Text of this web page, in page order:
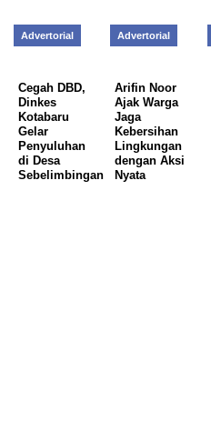
Advertorial
Cegah DBD,
Dinkes
Kotabaru
Gelar
Penyuluhan
di Desa
Sebelimbingan
Advertorial
Arifin Noor
Ajak Warga
Jaga
Kebersihan
Lingkungan
dengan Aksi
Nyata